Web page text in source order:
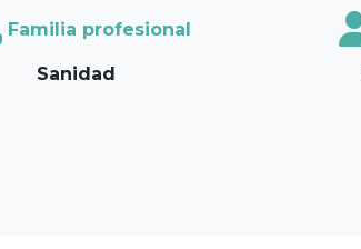
Familia profesional
Sanidad